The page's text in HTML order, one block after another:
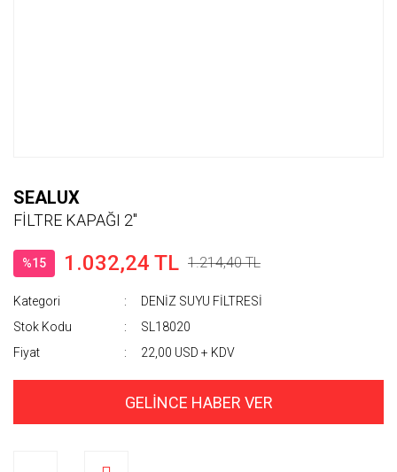
SEALUX
FİLTRE KAPAĞI 2''
%15 1.032,24 TL 1.214,40 TL
Kategori
DENİZ SUYU FİLTRESİ
Stok Kodu
SL18020
Fiyat
22,00 USD + KDV
GELİNCE HABER VER